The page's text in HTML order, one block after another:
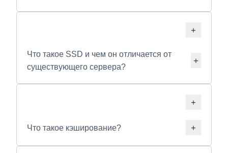
Что такое SSD и чем он отличается от
существующего сервера?
Что такое кэширование?